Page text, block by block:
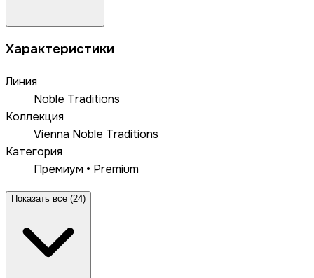
Характеристики
Линия
Noble Traditions
Коллекция
Vienna Noble Traditions
Категория
Премиум • Premium
Показать все (24)